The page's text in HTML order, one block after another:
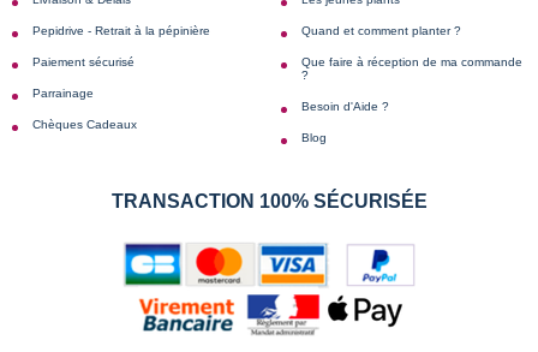
Pepidrive - Retrait à la pépinière
Paiement sécurisé
Parrainage
Chèques Cadeaux
Quand et comment planter ?
Que faire à réception de ma commande
?
Besoin d'Aide ?
Blog
TRANSACTION 100% SÉCURISÉE